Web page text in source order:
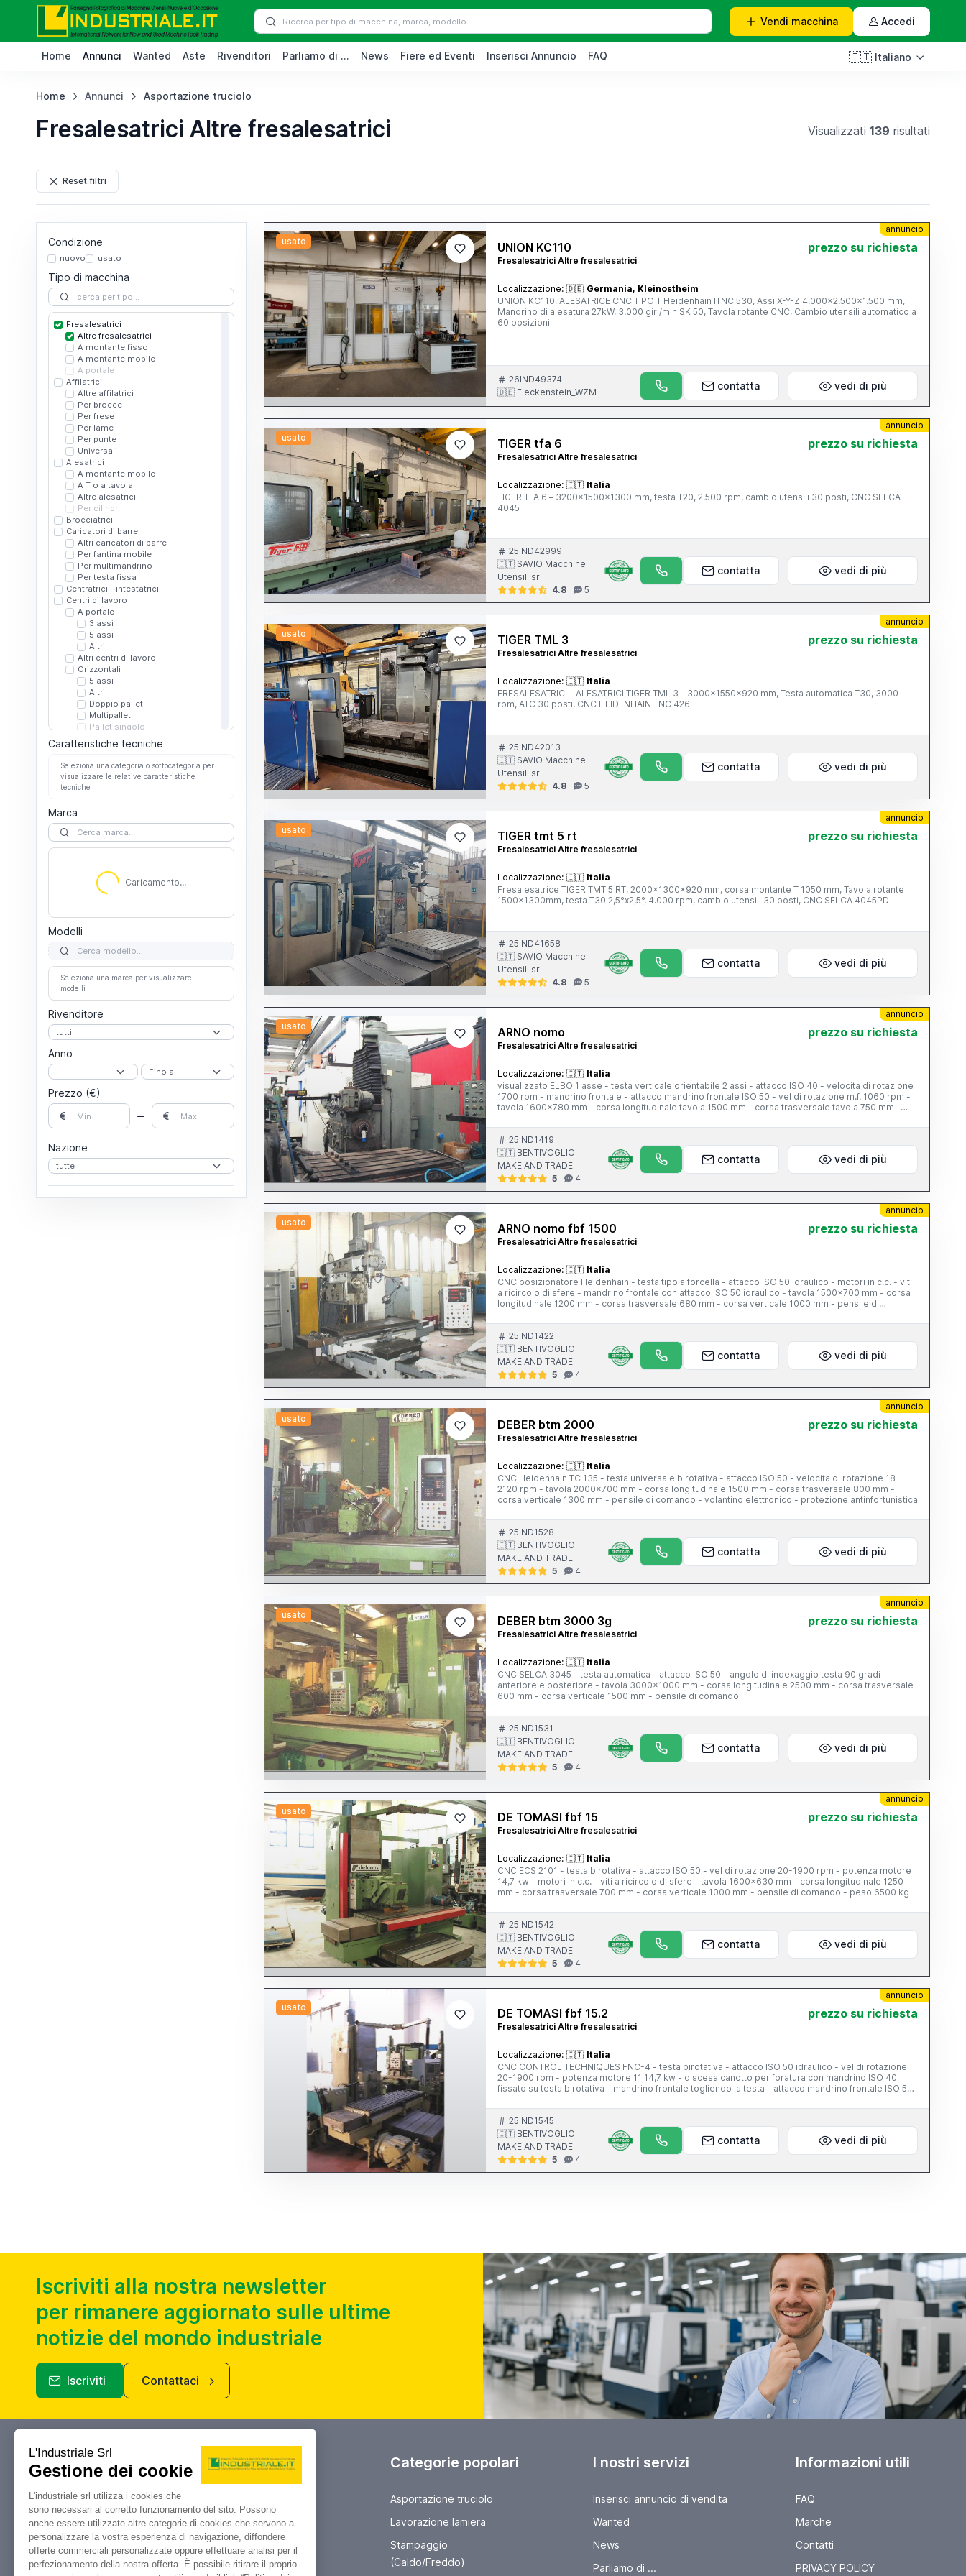
Vendi macchina Accedi
Home Annunci Wanted Aste Rivenditori Parliamo di ... News Fiere ed Eventi Inserisci Annuncio FAQ 🇮🇹 Italiano
Home Annunci Asportazione truciolo
Fresalesatrici Altre fresalesatrici Visualizzati139 risultati
Reset filtri
Condizione
nuovo usato
Tipo di macchina
Fresalesatrici
Altre fresalesatrici
A montante fisso
A montante mobile
A portale
Affilatrici
Altre affilatrici
Per brocce
Per frese
Per lame
Per punte
Universali
Alesatrici
A montante mobile
A T o a tavola
Altre alesatrici
Per cilindri
Brocciatrici
Caricatori di barre
Altri caricatori di barre
Per fantina mobile
Per multimandrino
Per testa fissa
Centratrici - intestatrici
Centri di lavoro
A portale
3 assi
5 assi
Altri
Altri centri di lavoro
Orizzontali
5 assi
Altri
Doppio pallet
Multipallet
Pallet singolo
Verticali
5 assi
Doppio pallet
Multipallet
A creatore
A stozza
A filo
A tuffo
Foratrici
Altre foratrici
Per fori profondi
Per stampi
Fresatrici
A portale
A T o a tavola girevole
A testa veloce
Altre fresatrici
Orizzontali
Per stampi
Universali
Verticali
Lapidelli
Levigatrici
A nastro
Altre levigatrici
Per cilindri
Caratteristiche tecniche
Seleziona una categoria o sottocategoria per
visualizzare le relative caratteristiche
tecniche
Marca
Caricamento... Caricamento...
Modelli
Seleziona una marca per visualizzare i
modelli
Rivenditore
Anno
Prezzo (€)
Nazione
usato
annuncio
UNION KC110
Fresalesatrici Altre fresalesatrici
prezzo su richiesta
Localizzazione: 🇩🇪 Germania, Kleinostheim
UNION KC110, ALESATRICE CNC TIPO T Heidenhain ITNC 530, Assi X-Y-Z 4.000x2.500x1.500 mm,
Mandrino di alesatura 27kW, 3.000 giri/min SK 50, Tavola rotante CNC, Cambio utensili automatico a
60 posizioni
26IND49374
🇩🇪 Fleckenstein_WZM
contatta vedi di più
usato
annuncio
TIGER tfa 6
Fresalesatrici Altre fresalesatrici
prezzo su richiesta
Localizzazione: 🇮🇹 Italia
TIGER TFA 6 – 3200x1500x1300 mm, testa T20, 2.500 rpm, cambio utensili 30 posti, CNC SELCA
4045
25IND42999
🇮🇹 SAVIO Macchine
Utensili srl
4.8
5
contatta vedi di più
usato
annuncio
TIGER TML 3
Fresalesatrici Altre fresalesatrici
prezzo su richiesta
Localizzazione: 🇮🇹 Italia
FRESALESATRICI – ALESATRICI TIGER TML 3 – 3000x1550x920 mm, Testa automatica T30, 3000
rpm, ATC 30 posti, CNC HEIDENHAIN TNC 426
25IND42013
🇮🇹 SAVIO Macchine
Utensili srl
4.8
5
contatta vedi di più
usato
annuncio
TIGER tmt 5 rt
Fresalesatrici Altre fresalesatrici
prezzo su richiesta
Localizzazione: 🇮🇹 Italia
Fresalesatrice TIGER TMT 5 RT, 2000x1300x920 mm, corsa montante T 1050 mm, Tavola rotante
1500x1300mm, testa T30 2,5°x2,5°, 4.000 rpm, cambio utensili 30 posti, CNC SELCA 4045PD
25IND41658
🇮🇹 SAVIO Macchine
Utensili srl
4.8
5
contatta vedi di più
usato
annuncio
ARNO nomo
Fresalesatrici Altre fresalesatrici
prezzo su richiesta
Localizzazione: 🇮🇹 Italia
visualizzato ELBO 1 asse - testa verticale orientabile 2 assi - attacco ISO 40 - velocita di rotazione
1700 rpm - mandrino frontale - attacco mandrino frontale ISO 50 - vel di rotazione m.f. 1060 rpm -
tavola 1600x780 mm - corsa longitudinale tavola 1500 mm - corsa trasversale tavola 750 mm -
25IND1419
🇮🇹 BENTIVOGLIO
MAKE AND TRADE
5
4
contatta vedi di più
usato
annuncio
ARNO nomo fbf 1500
Fresalesatrici Altre fresalesatrici
prezzo su richiesta
Localizzazione: 🇮🇹 Italia
CNC posizionatore Heidenhain - testa tipo a forcella - attacco ISO 50 idraulico - motori in c.c. - viti
a ricircolo di sfere - mandrino frontale con attacco ISO 50 idraulico - tavola 1500x700 mm - corsa
longitudinale 1200 mm - corsa trasversale 680 mm - corsa verticale 1000 mm - pensile di
25IND1422
🇮🇹 BENTIVOGLIO
MAKE AND TRADE
5
4
contatta vedi di più
usato
annuncio
DEBER btm 2000
Fresalesatrici Altre fresalesatrici
prezzo su richiesta
Localizzazione: 🇮🇹 Italia
CNC Heidenhain TC 135 - testa universale birotativa - attacco ISO 50 - velocita di rotazione 18-
2120 rpm - tavola 2000x700 mm - corsa longitudinale 1500 mm - corsa trasversale 800 mm -
corsa verticale 1300 mm - pensile di comando - volantino elettronico - protezione antinfortunistica
25IND1528
🇮🇹 BENTIVOGLIO
MAKE AND TRADE
5
4
contatta vedi di più
usato
annuncio
DEBER btm 3000 3g
Fresalesatrici Altre fresalesatrici
prezzo su richiesta
Localizzazione: 🇮🇹 Italia
CNC SELCA 3045 - testa automatica - attacco ISO 50 - angolo di indexaggio testa 90 gradi
anteriore e posteriore - tavola 3000x1000 mm - corsa longitudinale 2500 mm - corsa trasversale
600 mm - corsa verticale 1500 mm - pensile di comando
25IND1531
🇮🇹 BENTIVOGLIO
MAKE AND TRADE
5
4
contatta vedi di più
usato
annuncio
DE TOMASI fbf 15
Fresalesatrici Altre fresalesatrici
prezzo su richiesta
Localizzazione: 🇮🇹 Italia
CNC ECS 2101 - testa birotativa - attacco ISO 50 - vel di rotazione 20-1900 rpm - potenza motore
14,7 kw - motori in c.c. - viti a ricircolo di sfere - tavola 1600x630 mm - corsa longitudinale 1250
mm - corsa trasversale 700 mm - corsa verticale 1000 mm - pensile di comando - peso 6500 kg
25IND1542
🇮🇹 BENTIVOGLIO
MAKE AND TRADE
5
4
contatta vedi di più
usato
annuncio
DE TOMASI fbf 15.2
Fresalesatrici Altre fresalesatrici
prezzo su richiesta
Localizzazione: 🇮🇹 Italia
CNC CONTROL TECHNIQUES FNC-4 - testa birotativa - attacco ISO 50 idraulico - vel di rotazione
20-1900 rpm - potenza motore 11 14,7 kw - discesa canotto per foratura con mandrino ISO 40
fissato su testa birotativa - mandrino frontale togliendo la testa - attacco mandrino frontale ISO 50
corsa verticale 1000 mm - pensile di comando - volantino elettronico - peso 7500 kg - prolunga di
irrigidimento al naso mandrino frontale
25IND1545
🇮🇹 BENTIVOGLIO
MAKE AND TRADE
5
4
contatta vedi di più
Iscriviti alla nostra newsletter
per rimanere aggiornato sulle ultime
notizie del mondo industriale
Iscriviti Contattaci
Industriale.it
Il tuo portale di riferimento per
compravendita, aste e liquidazioni di
macchine utensili e macchinari
industriali.
Categorie popolari
Asportazione truciolo
Lavorazione lamiera
Stampaggio
(Caldo/Freddo)
I nostri servizi
Inserisci annuncio di vendita
Wanted
News
Parliamo di ...
Informazioni utili
FAQ
Marche
Contatti
PRIVACY POLICY